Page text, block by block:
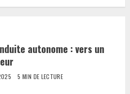
autonome : vers un
5 MIN DE LECTURE